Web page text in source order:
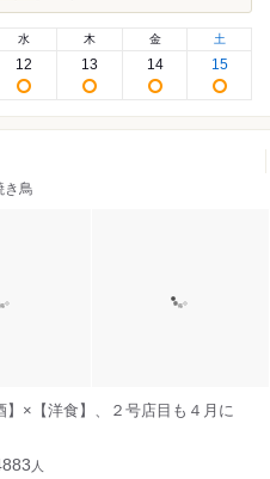
水
12
木
13
金
14
土
15
き鳥
×【洋食】、２号店目も４月に
人